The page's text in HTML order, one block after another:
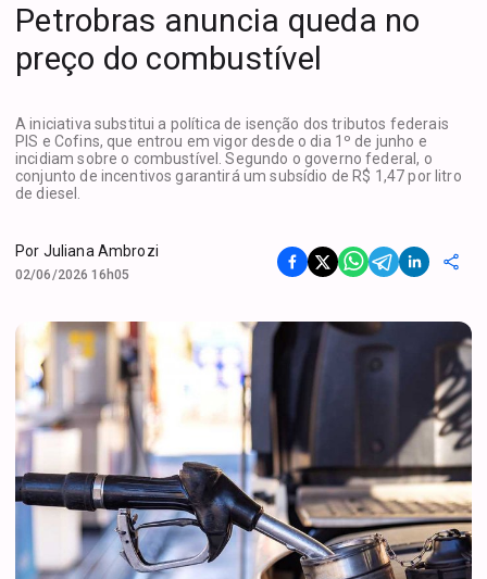
Petrobras anuncia queda no
preço do combustível
A iniciativa substitui a política de isenção dos tributos federais
PIS e Cofins, que entrou em vigor desde o dia 1º de junho e
incidiam sobre o combustível. Segundo o governo federal, o
conjunto de incentivos garantirá um subsídio de R$ 1,47 por litro
de diesel.
Por Juliana Ambrozi
02/06/2026 16h05